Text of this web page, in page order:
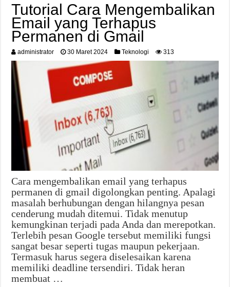
Tutorial Cara Mengembalikan
Email yang Terhapus
Permanen di Gmail
administrator 30 Maret 2024 Teknologi 313
Cara mengembalikan email yang terhapus
permanen di gmail digolongkan penting. Apalagi
masalah berhubungan dengan hilangnya pesan
cenderung mudah ditemui. Tidak menutup
kemungkinan terjadi pada Anda dan merepotkan.
Terlebih pesan Google tersebut memiliki fungsi
sangat besar seperti tugas maupun pekerjaan.
Termasuk harus segera diselesaikan karena
memiliki deadline tersendiri. Tidak heran
membuat …